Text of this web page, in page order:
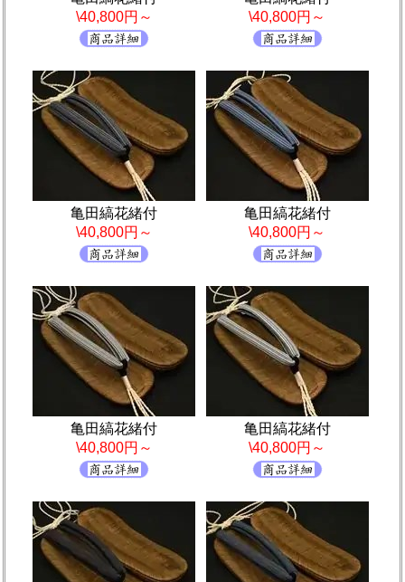
\40,800円～
\40,800円～
亀田縞花緒付
\40,800円～
亀田縞花緒付
\40,800円～
亀田縞花緒付
\40,800円～
亀田縞花緒付
\40,800円～